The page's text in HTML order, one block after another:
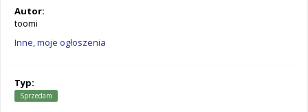
Autor:
toomi
Inne, moje ogłoszenia
Typ:
Sprzedam